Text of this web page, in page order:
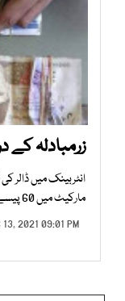
زرمبادلہ کے
مارکیٹ میں 60 پیسے بڑھ کر 180.50 روپے پر بند ہوئی
13, 2021 09:01 PM |